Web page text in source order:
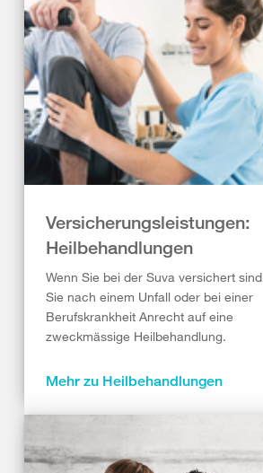
Versicherungsleistungen:
Heilbehandlungen
Wenn Sie bei der Suva versichert
Sie nach einem Unfall oder bei einer
Berufskrankheit Anrecht auf eine
zweckmässige Heilbehandlung.
Mehr zu Heilbehandlungen